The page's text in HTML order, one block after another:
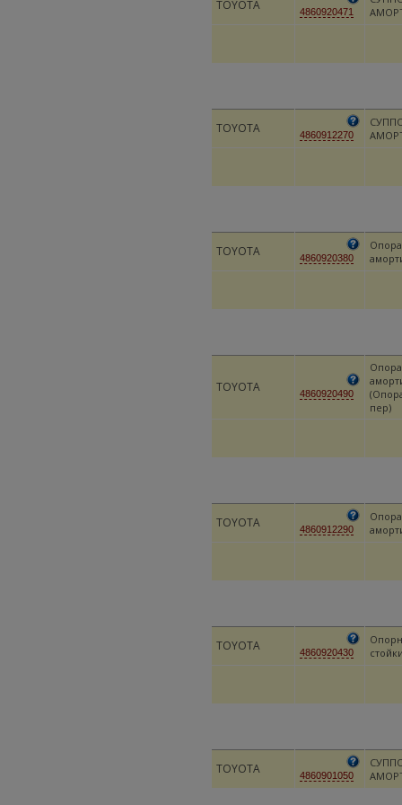
TOYOTA 4860920471
TOYOTA 4860912270
TOYOTA 4860920380
Опора
TOYOTA 4860920490
Опора
пер)
TOYOTA 4860912290
Опора
TOYOTA 4860920430
TOYOTA 4860901050